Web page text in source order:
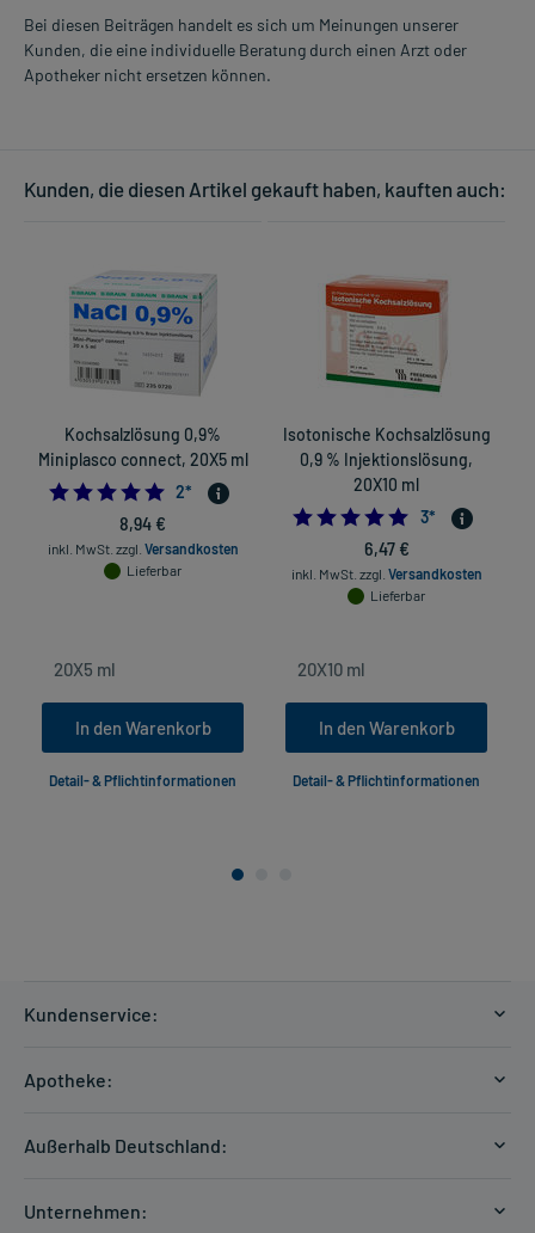
Bei diesen Beiträgen handelt es sich um Meinungen unserer
Kunden, die eine individuelle Beratung durch einen Arzt oder
Apotheker nicht ersetzen können.
Kunden, die diesen Artikel gekauft haben, kauften auch:
Kochsalzlösung 0,9%
Miniplasco connect, 20X5 ml
5.0
2*
8,94 €
inkl. MwSt. zzgl. Versandkosten
Lieferbar
In den Warenkorb
Detail- & Pflichtinformationen
Isotonische Kochsalzlösung
0,9 % Injektionslösung,
20X10 ml
5.0
3*
6,47 €
inkl. MwSt. zzgl. Versandkosten
Lieferbar
In den Warenkorb
Detail- & Pflichtinformationen
Kundenservice:
Zahlungsarten
Hilfe
Apotheke:
Außerhalb Deutschland:
Unternehmen: